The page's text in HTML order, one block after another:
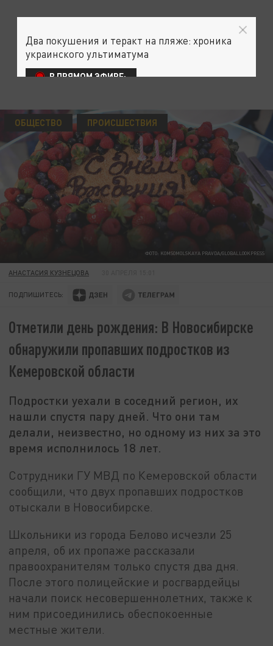
ФОТО: KOMSOMOLSKAYA PRAVDA/GLOBALLOOKPRESS
ОБЩЕСТВО ПРОИСШЕСТВИЯ
АНАСТАСИЯ КУЗНЕЦОВА
ПОДПИШИТЕСЬ:
Отметили день рождения: В Новосибирске
обнаружили пропавших подростков из
Кемеровской области
Подростки уехали в соседний регион, их
нашли спустя пару дней. Что они там
делали, неизвестно, но одному из них за это
время исполнилось 18 лет.
Сотрудники ГУ МВД по Кемеровской области
сообщили, что двух пропавших подростков
отыскали в Новосибирске.
Школьники из города Белово исчезли 25
апреля, об их пропаже рассказали
правоохранителям только спустя два дня.
После этого полицейские и росгвардейцы
начали поиск несовершеннолетних, также к
ним присоединились обеспокоенные
местные жители.
Два покушения и теракт на пляже: хроника
украинского ультиматума
В ПРЯМОМ ЭФИРЕ: